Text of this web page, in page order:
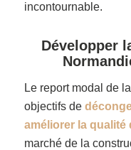
incontournable.
Développer
Le report modal de
objectifs de
améliorer la qualité
marché de la